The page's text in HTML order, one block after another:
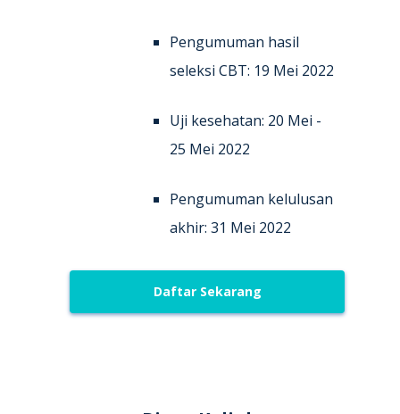
Pengumuman hasil
seleksi CBT: 19 Mei 2022
Uji kesehatan: 20 Mei -
25 Mei 2022
Pengumuman kelulusan
akhir: 31 Mei 2022
Daftar Sekarang